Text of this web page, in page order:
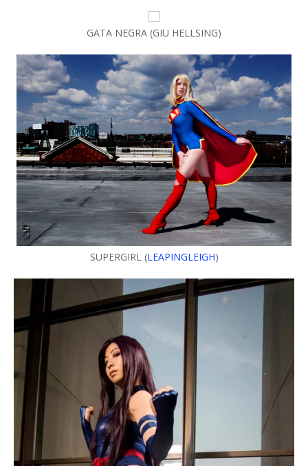
GATA NEGRA (GIU HELLSING)
SUPERGIRL (LEAPINGLEIGH)